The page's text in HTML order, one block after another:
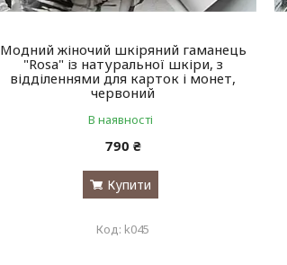
Модний жіночий шкіряний гаманець
"Rosa" із натуральної шкіри, з
відділеннями для карток і монет,
червоний
В наявності
790 ₴
Купити
k045